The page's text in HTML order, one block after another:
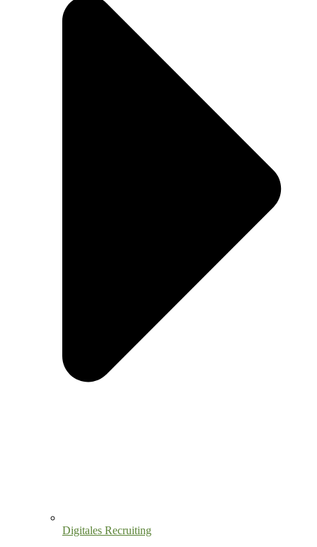
Digitales Recruiting